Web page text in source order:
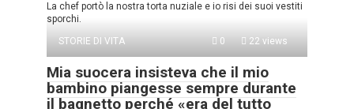
La chef portò la nostra torta nuziale e io risi dei suoi vestiti
sporchi.
STORIE DI VITA
0 22 views
Mia suocera insisteva che il mio
bambino piangesse sempre durante
il bagnetto perché «era del tutto